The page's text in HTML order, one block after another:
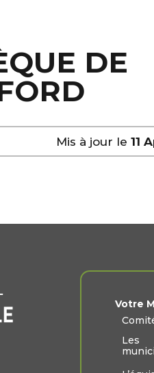
DE
Mis à jour le 11
Votre
Les